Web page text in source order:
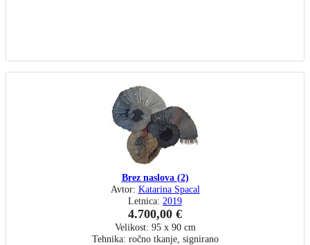
Brez naslova (2)
Avtor: Katarina Spacal
Letnica: 2019
4.700,00 €
Velikost: 95 x 90 cm
Tehnika: ročno tkanje, signirano